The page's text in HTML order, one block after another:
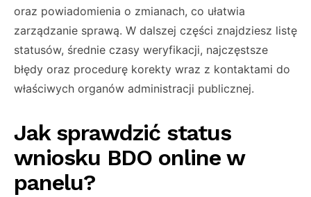
oraz powiadomienia o zmianach, co ułatwia
zarządzanie sprawą. W dalszej części znajdziesz listę
statusów, średnie czasy weryfikacji, najczęstsze
błędy oraz procedurę korekty wraz z kontaktami do
właściwych organów administracji publicznej.
Jak sprawdzić status
wniosku BDO online w
panelu?